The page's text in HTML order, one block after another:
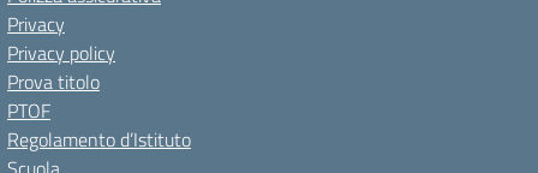
Privacy
Privacy policy
Prova titolo
PTOF
Regolamento d’Istituto